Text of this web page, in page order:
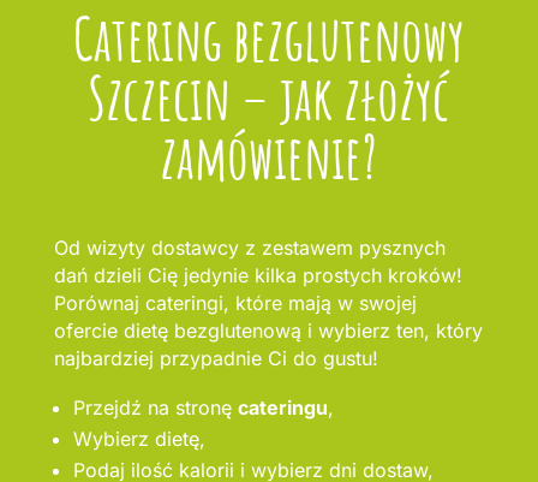
Catering bezglutenowy
Szczecin – jak złożyć
zamówienie?
Od wizyty dostawcy z zestawem pysznych
dań dzieli Cię jedynie kilka prostych kroków!
Porównaj cateringi, które mają w swojej
ofercie dietę bezglutenową i wybierz ten, który
najbardziej przypadnie Ci do gustu!
Przejdź na stronę cateringu,
Wybierz dietę,
Podaj ilość kalorii i wybierz dni dostaw,